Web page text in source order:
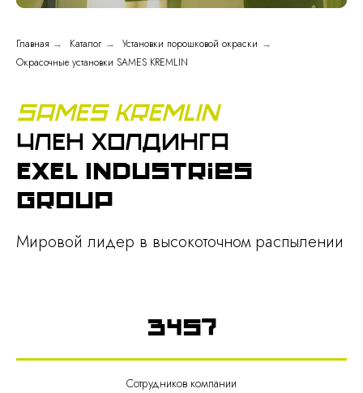
Главная → Каталог → Установки порошковой окраски →
Окрасочные установки SAMES KREMLIN
SAMES KREMLIN
Член холдинга
EXEL Industries
Group
Мировой лидер в высокоточном распылении
3457
Сотрудников компании